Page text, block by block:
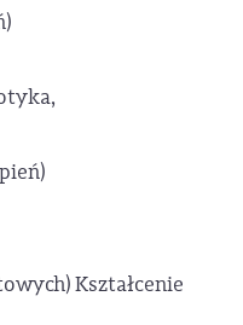
Kształcenie